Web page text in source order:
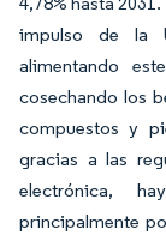
impulso de la
alimentando
cosechando los
compuestos y
gracias a las
electrónica,
principalmente